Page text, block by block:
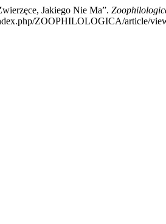
Jakiego Nie Ma”.
ZOOPHILOLOGICA/article/